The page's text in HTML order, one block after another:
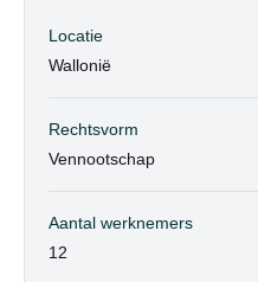
Locatie
Wallonië
Rechtsvorm
Vennootschap
Aantal werknemers
12